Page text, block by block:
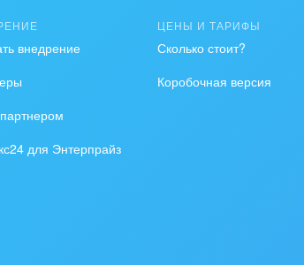
внедрение
для Энтерпрайз
ЦЕНЫ И ТАРИФЫ
Сколько стоит?
Коробочная версия